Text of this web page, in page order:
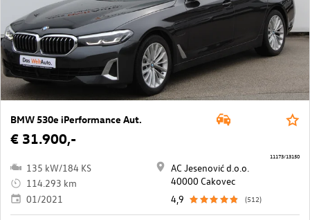
BMW 530e iPerformance Aut.
€ 31.900,-
135 kW/184 KS
114.293 km
01/2021
AC Jesenović d.o.o.
40000 Cakovec
4,9
(512)
11173/13150